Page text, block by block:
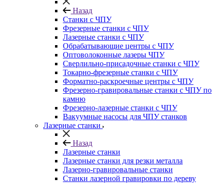
Назад
Станки с ЧПУ
Фрезерные станки с ЧПУ
Лазерные станки с ЧПУ
Обрабатывающие центры с ЧПУ
Оптоволоконные лазеры ЧПУ
Сверлильно-присадочные станки с ЧПУ
Токарно-фрезерные станки с ЧПУ
Форматно-раскроечные центры с ЧПУ
Фрезерно-гравировальные станки с ЧПУ по
камню
Фрезерно-лазерные станки с ЧПУ
Вакуумные насосы для ЧПУ станков
Лазерные станки
Назад
Лазерные станки
Лазерные станки для резки металла
Лазерно-гравировальные станки
Станки лазерной гравировки по дереву